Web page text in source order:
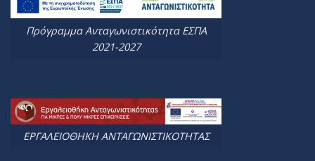
Πρόγραμμα Ανταγωνιστικότητα ΕΣΠΑ
2021-2027
ΕΡΓΑΛΕΙΟΘΗΚΗ ΑΝΤΑΓΩΝΙΣΤΙΚΟΤΗΤΑΣ